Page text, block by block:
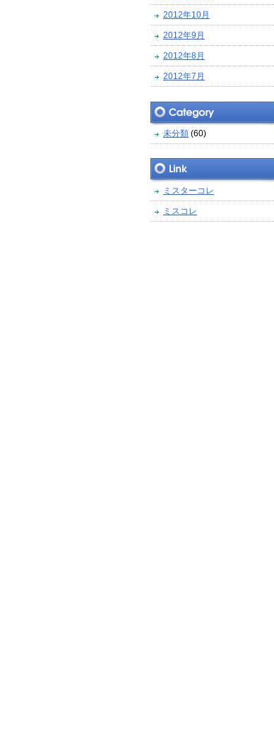
2012年10月
2012年9月
2012年8月
2012年7月
未分類 (60)
ミスターコレ
ミスコレ